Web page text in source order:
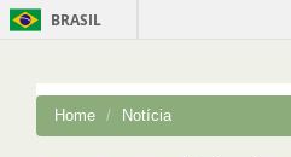
BRASIL
Home Notícia